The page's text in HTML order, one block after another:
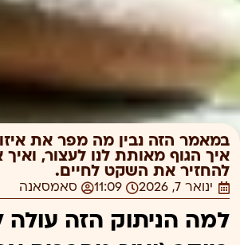
במאמר הזה נבין מה מפר את
איך הגוף מאותת לנו לעצור,
להחזיר את השקט לחיים.
ינואר 7, 2026 11:09 סאמסאנה
למה הניתוק הזה עולה